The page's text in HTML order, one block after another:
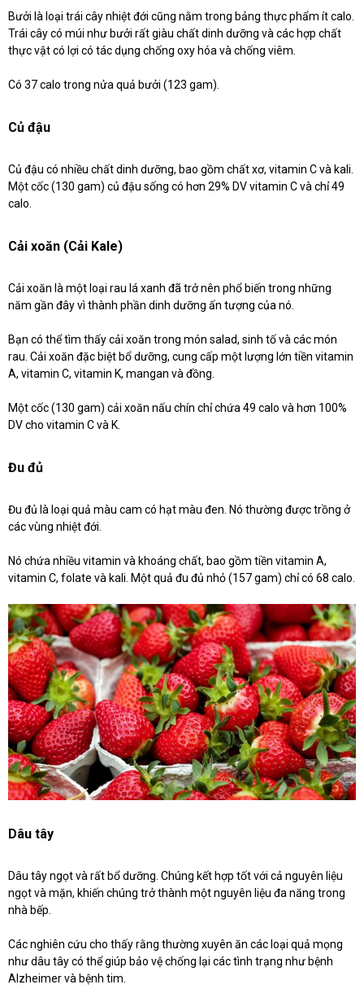
Bưởi là loại trái cây nhiệt đới cũng nằm trong bảng thực phẩm ít calo.
Trái cây có múi như bưởi rất giàu chất dinh dưỡng và các hợp chất
thực vật có lợi có tác dụng chống oxy hóa và chống viêm.
Có 37 calo trong nửa quả bưởi (123 gam).
Củ đậu
Củ đậu có nhiều chất dinh dưỡng, bao gồm chất xơ, vitamin C và kali.
Một cốc (130 gam) củ đậu sống có hơn 29% DV vitamin C và chỉ 49
calo.
Cải xoăn (Cải Kale)
Cải xoăn là một loại rau lá xanh đã trở nên phổ biến trong những
năm gần đây vì thành phần dinh dưỡng ấn tượng của nó.
Bạn có thể tìm thấy cải xoăn trong món salad, sinh tố và các món
rau. Cải xoăn đặc biệt bổ dưỡng, cung cấp một lượng lớn tiền vitamin
A, vitamin C, vitamin K, mangan và đồng.
Một cốc (130 gam) cải xoăn nấu chín chỉ chứa 49 calo và hơn 100%
DV cho vitamin C và K.
Đu đủ
Đu đủ là loại quả màu cam có hạt màu đen. Nó thường được trồng ở
các vùng nhiệt đới.
Nó chứa nhiều vitamin và khoáng chất, bao gồm tiền vitamin A,
vitamin C, folate và kali. Một quả đu đủ nhỏ (157 gam) chỉ có 68 calo.
Dâu tây
Dâu tây ngọt và rất bổ dưỡng. Chúng kết hợp tốt với cả nguyên liệu
ngọt và mặn, khiến chúng trở thành một nguyên liệu đa năng trong
nhà bếp.
Các nghiên cứu cho thấy rằng thường xuyên ăn các loại quả mọng
như dâu tây có thể giúp bảo vệ chống lại các tình trạng như bệnh
Alzheimer và bệnh tim.